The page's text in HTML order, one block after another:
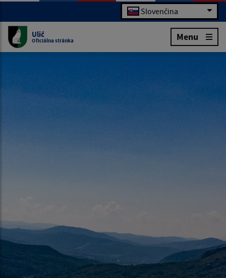
Slovenčina
Ulič
Oficiálna stránka Menu